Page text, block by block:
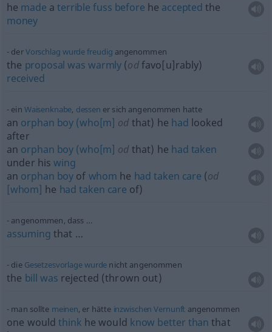
he made aterrible fuss before he accepted the
money
derVorschlag wurdefreudig angenommen
the proposal was warmly (odfavo[u]rably)
received
ein Waisenknabe, dessen er sich angenommen hatte
an orphan boy (who[m] od that) he had looked
after
an orphan boy (who[m] od that) he had taken
under hiswing
an orphan boy of whom he had taken care (od
[whom] he had taken care of)
angenommen, dass …
assuming that …
die Gesetzesvorlagewurde nicht angenommen
the bill was rejected (thrown out)
man sollte meinen, er hätte inzwischen Vernunft angenommen
one wouldthink he would know better than that